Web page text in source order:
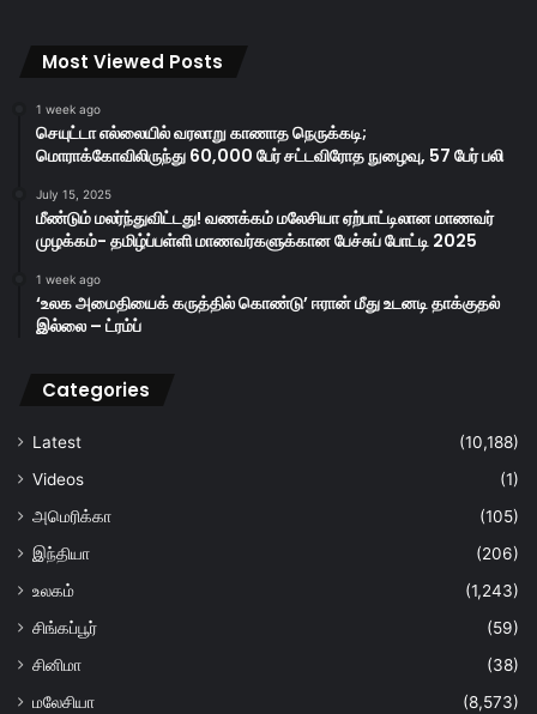
Most Viewed Posts
1 week ago
செயுட்டா எல்லையில் வரலாறு காணாத நெருக்கடி;
மொராக்கோவிலிருந்து 60,000 பேர் சட்டவிரோத நுழைவு, 57 பேர் பலி
July 15, 2025
மீண்டும் மலர்ந்துவிட்டது! வணக்கம் மலேசியா ஏற்பாட்டிலான மாணவர்
முழக்கம்- தமிழ்ப்பள்ளி மாணவர்களுக்கான பேச்சுப் போட்டி 2025
1 week ago
‘உலக அமைதியைக் கருத்தில் கொண்டு’ ஈரான் மீது உடனடி தாக்குதல்
இல்லை – ட்ரம்ப்
Categories
Latest
(10,188)
Videos
(1)
அமெரிக்கா
(105)
இந்தியா
(206)
உலகம்
(1,243)
சிங்கப்பூர்
(59)
சினிமா
(38)
மலேசியா
(8,573)